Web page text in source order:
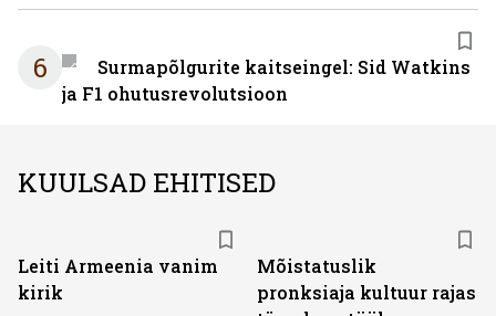
6
Surmapõlgurite kaitseingel: Sid Watkins
ja F1 ohutusrevolutsioon
KUULSAD EHITISED
Leiti Armeenia vanim
kirik
Mõistatuslik
pronksiaja kultuur rajas